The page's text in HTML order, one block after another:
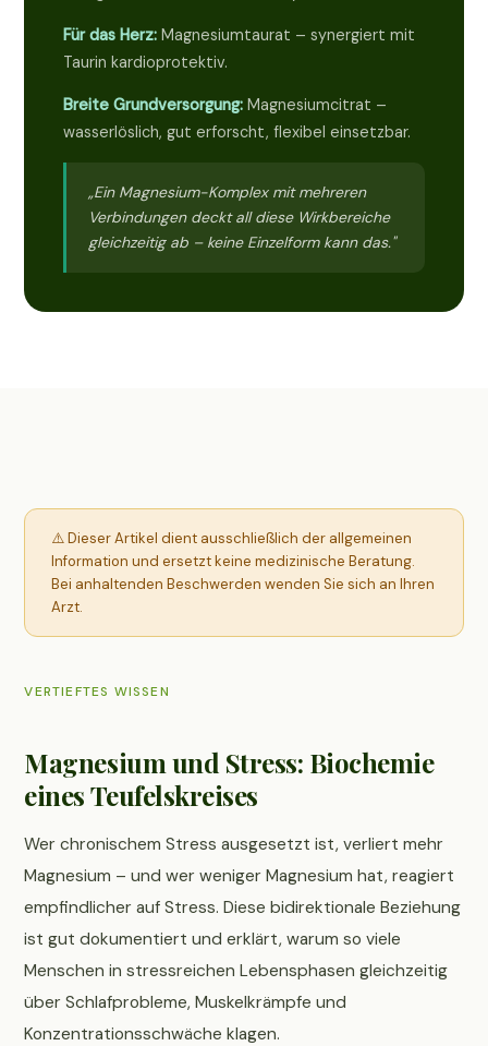
Für das Herz: Magnesiumtaurat – synergiert mit
Taurin kardioprotektiv.
Breite Grundversorgung: Magnesiumcitrat –
wasserlöslich, gut erforscht, flexibel einsetzbar.
„Ein Magnesium-Komplex mit mehreren
Verbindungen deckt all diese Wirkbereiche
gleichzeitig ab – keine Einzelform kann das."
⚠️ Dieser Artikel dient ausschließlich der allgemeinen
Information und ersetzt keine medizinische Beratung.
Bei anhaltenden Beschwerden wenden Sie sich an Ihren
Arzt.
VERTIEFTES WISSEN
Magnesium und Stress: Biochemie
eines Teufelskreises
Wer chronischem Stress ausgesetzt ist, verliert mehr
Magnesium – und wer weniger Magnesium hat, reagiert
empfindlicher auf Stress. Diese bidirektionale Beziehung
ist gut dokumentiert und erklärt, warum so viele
Menschen in stressreichen Lebensphasen gleichzeitig
über Schlafprobleme, Muskelkrämpfe und
Konzentrationsschwäche klagen.